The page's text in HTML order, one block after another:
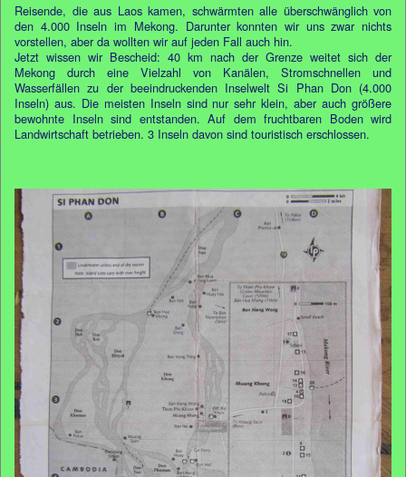
Reisende, die aus Laos kamen, schwärmten alle überschwänglich von
den 4.000 Inseln im Mekong. Darunter konnten wir uns zwar nichts
vorstellen, aber da wollten wir auf jeden Fall auch hin.
Jetzt wissen wir Bescheid: 40 km nach der Grenze weitet sich der
Mekong durch eine Vielzahl von Kanälen, Stromschnellen und
Wasserfällen zu der beeindruckenden Inselwelt Si Phan Don (4.000
Inseln) aus. Die meisten Inseln sind nur sehr klein, aber auch größere
bewohnte Inseln sind entstanden. Auf dem fruchtbaren Boden wird
Landwirtschaft betrieben. 3 Inseln davon sind touristisch erschlossen.